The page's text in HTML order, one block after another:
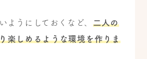
ようにしておくなど、 二人の
楽しめるような環境を作りま